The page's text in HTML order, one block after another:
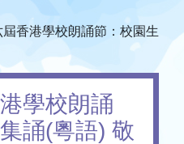
香港學校朗誦節：校園生
學校朗誦
誦(粵語) 敬